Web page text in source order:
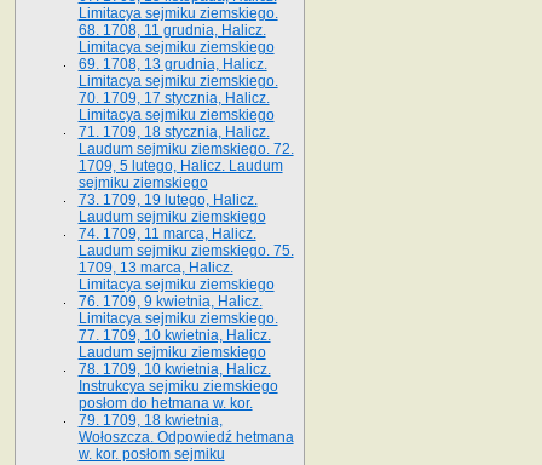
Limitacya sejmiku ziemskiego.
68. 1708, 11 grudnia, Halicz.
Limitacya sejmiku ziemskiego
69. 1708, 13 grudnia, Halicz.
Limitacya sejmiku ziemskiego.
70. 1709, 17 stycznia, Halicz.
Limitacya sejmiku ziemskiego
71. 1709, 18 stycznia, Halicz.
Laudum sejmiku ziemskiego. 72.
1709, 5 lutego, Halicz. Laudum
sejmiku ziemskiego
73. 1709, 19 lutego, Halicz.
Laudum sejmiku ziemskiego
74. 1709, 11 marca, Halicz.
Laudum sejmiku ziemskiego. 75.
1709, 13 marca, Halicz.
Limitacya sejmiku ziemskiego
76. 1709, 9 kwietnia, Halicz.
Limitacya sejmiku ziemskiego.
77. 1709, 10 kwietnia, Halicz.
Laudum sejmiku ziemskiego
78. 1709, 10 kwietnia, Halicz.
Instrukcya sejmiku ziemskiego
posłom do hetmana w. kor.
79. 1709, 18 kwietnia,
Wołoszcza. Odpowiedź hetmana
w. kor. posłom sejmiku